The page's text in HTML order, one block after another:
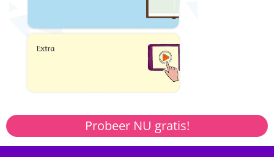
Probeer NU gratis!